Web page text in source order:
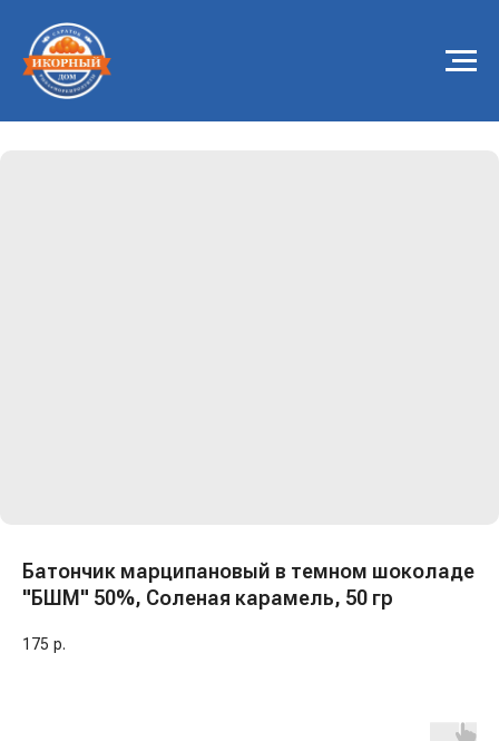
Батончик марципановый в темном шоколаде
"БШМ" 50%, Соленая карамель, 50 гр
175 р.